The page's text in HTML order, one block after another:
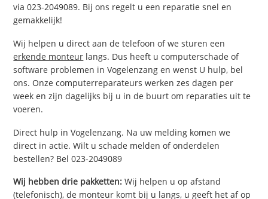
via 023-2049089. Bij ons regelt u een reparatie snel en
gemakkelijk!
Wij helpen u direct aan de telefoon of we sturen een
erkende monteur langs. Dus heeft u computerschade of
software problemen in Vogelenzang en wenst U hulp, bel
ons. Onze computerreparateurs werken zes dagen per
week en zijn dagelijks bij u in de buurt om reparaties uit te
voeren.
Direct hulp in Vogelenzang. Na uw melding komen we
direct in actie. Wilt u schade melden of onderdelen
bestellen? Bel 023-2049089
Wij hebben drie pakketten: Wij helpen u op afstand
(telefonisch), de monteur komt bij u langs, u geeft het af op